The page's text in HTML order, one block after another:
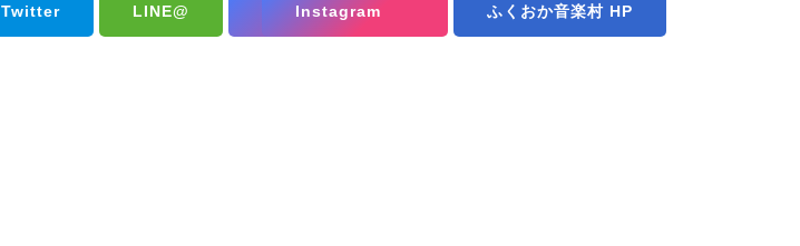
Twitter LINE@ Instagram ふくおか音楽村 HP